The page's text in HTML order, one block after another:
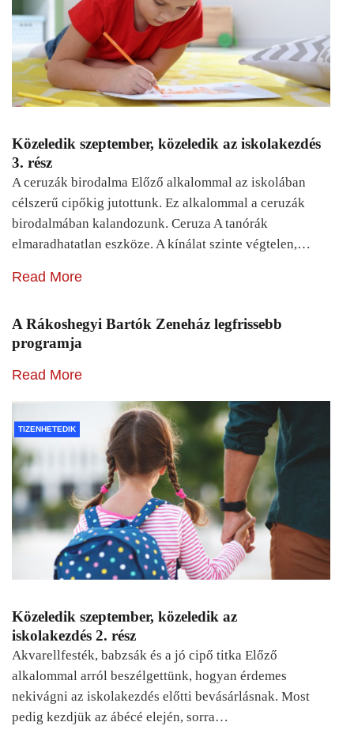
Közeledik szeptember, közeledik az iskolakezdés
3. rész
A ceruzák birodalma Előző alkalommal az iskolában
célszerű cipőkig jutottunk. Ez alkalommal a ceruzák
birodalmában kalandozunk. Ceruza A tanórák
elmaradhatatlan eszköze. A kínálat szinte végtelen,…
Read More
A Rákoshegyi Bartók Zeneház legfrissebb
programja
Read More
TIZENHETEDIK
Közeledik szeptember, közeledik az
iskolakezdés 2. rész
Akvarellfesték, babzsák és a jó cipő titka Előző
alkalommal arról beszélgettünk, hogyan érdemes
nekivágni az iskolakezdés előtti bevásárlásnak. Most
pedig kezdjük az ábécé elején, sorra…